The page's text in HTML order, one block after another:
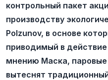
контрольный пакет
производству
Polzunov, в основе
приводимый в
мнению Маска,
вытеснят